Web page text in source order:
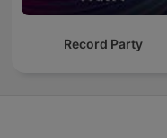
Record Party